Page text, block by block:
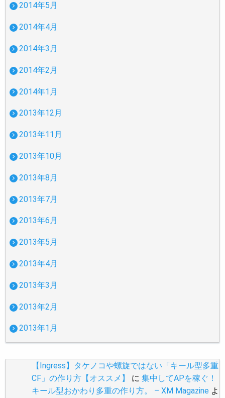
2014年5月
2014年4月
2014年3月
2014年2月
2014年1月
2013年12月
2013年11月
2013年10月
2013年8月
2013年7月
2013年6月
2013年5月
2013年4月
2013年3月
2013年2月
2013年1月
【Ingress】タケノコや螺旋ではない「キール型多重
CF」の作り方【オススメ】
に 集中してAPを稼ぐ！
キール型おかわり多重の作り方。 – XM Magazine よ